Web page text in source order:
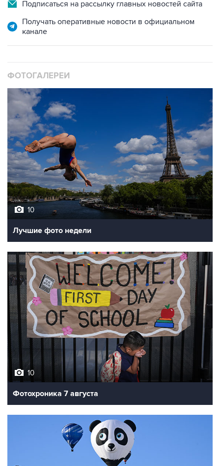
Подписаться на рассылку главных новостей сайта
Получать оперативные новости в официальном
канале
ФОТОГАЛЕРЕИ
10
Лучшие фото недели
10
Фотохроника 7 августа